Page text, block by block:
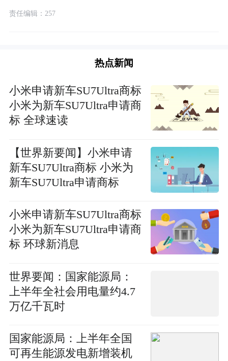
责任编辑：257
热点新闻
小米申请新车SU7Ultra商标
小米为新车SU7Ultra申请商
标 全球速读
【世界新要闻】小米申请
新车SU7Ultra商标 小米为
新车SU7Ultra申请商标
小米申请新车SU7Ultra商标
小米为新车SU7Ultra申请商
标 环球新消息
世界要闻：国家能源局：
上半年全社会用电量约4.7
万亿千瓦时
国家能源局：上半年全国
可再生能源发电新增装机